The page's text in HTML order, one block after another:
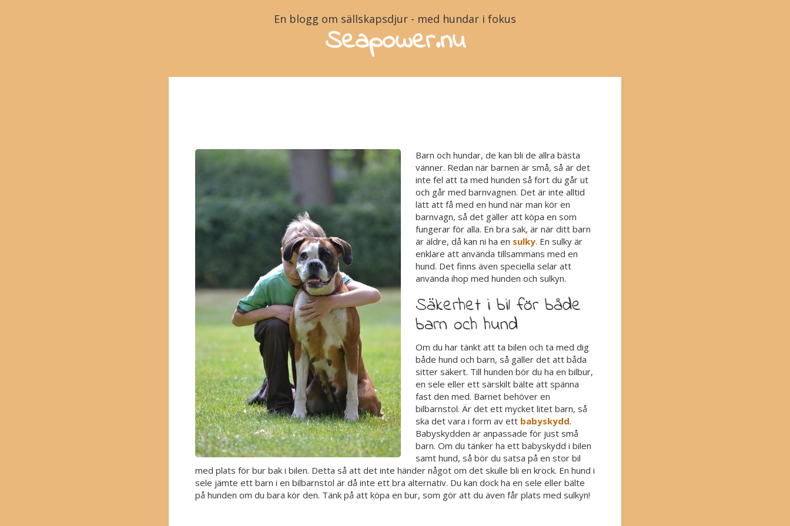
En blogg om sällskapsdjur - med hundar i fokus
Seapower.nu
Barn och hundar, de kan bli de allra bästa
vänner. Redan när barnen är små, så är det
inte fel att ta med hunden så fort du går ut
och går med barnvagnen. Det är inte alltid
lätt att få med en hund när man kör en
barnvagn, så det gäller att köpa en som
fungerar för alla. En bra sak, är när ditt barn
är äldre, då kan ni ha en sulky. En sulky är
enklare att använda tillsammans med en
hund. Det finns även speciella selar att
använda ihop med hunden och sulkyn.
Säkerhet i bil för både
barn och hund
Om du har tänkt att ta bilen och ta med dig
både hund och barn, så gäller det att båda
sitter säkert. Till hunden bör du ha en bilbur,
en sele eller ett särskilt bälte att spänna
fast den med. Barnet behöver en
bilbarnstol. Är det ett mycket litet barn, så
ska det vara i form av ett babyskydd.
Babyskydden är anpassade för just små
barn. Om du tänker ha ett babyskydd i bilen
samt hund, så bör du satsa på en stor bil
med plats för bur bak i bilen. Detta så att det inte händer något om det skulle bli en krock. En hund i
sele jämte ett barn i en bilbarnstol är då inte ett bra alternativ. Du kan dock ha en sele eller bälte
på hunden om du bara kör den. Tänk på att köpa en bur, som gör att du även får plats med sulkyn!